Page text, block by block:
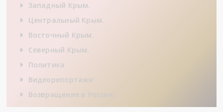
Западный Крым.
Центральный Крым.
Восточный Крым.
Северный Крым.
Политика
Видеорепортажи
Возвращение в Россию.